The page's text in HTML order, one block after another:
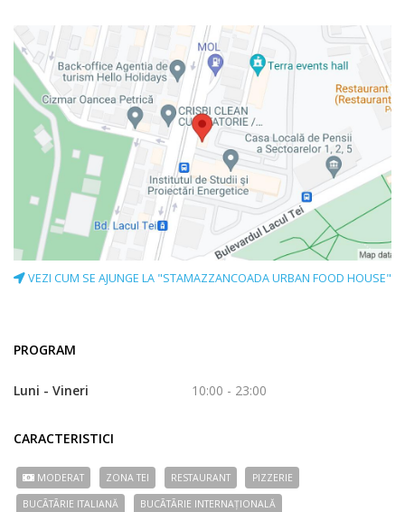
dumneavoastra.
VEZI CUM SE AJUNGE LA "STAMAZZANCOADA URBAN FOOD HOUSE"
PROGRAM
Luni - Vineri 10:00 - 23:00
CARACTERISTICI
MODERAT ZONA TEI RESTAURANT PIZZERIE
BUCÃTÃRIE ITALIANĂ BUCÃTÃRIE INTERNAȚIONALĂ